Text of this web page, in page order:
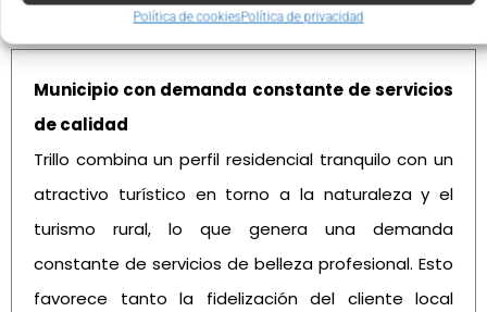
Política de cookiesPolítica de privacidad
Municipio con demanda constante de servicios
de calidad
Trillo combina un perfil residencial tranquilo con un
atractivo turístico en torno a la naturaleza y el
turismo rural, lo que genera una demanda
constante de servicios de belleza profesional. Esto
favorece tanto la fidelización del cliente local